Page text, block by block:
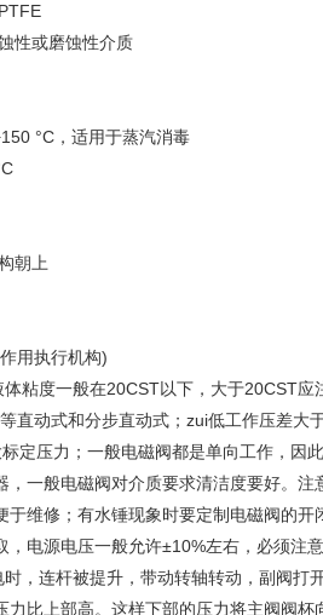
性或磨蚀性介质
°C，适用于蒸汽消毒
朝上
用执行机构)
粘度一般在20CST以下，大于20CST
直动式和分步直动式；zui低工作压差大
定压力；一般电磁阀都是单向工作，因
，一般电磁阀对介质要求清洁度要好。
于维修；有水锤现象时要定制电磁阀的
电源电压一般允许±10%左右，必须注意
，连杆被提升，带动转轴转动，副阀打
力比上部高。这样下部的压力将主阀阀